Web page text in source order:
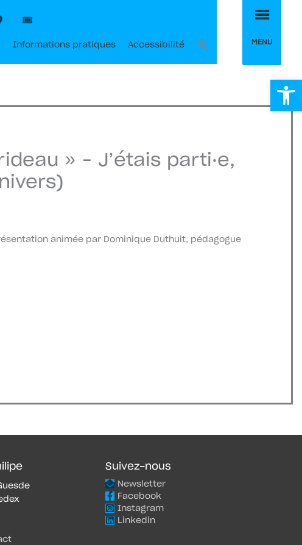
Informations pratiques Accessibilité MENU
» – J’étais parti·e,
animée par Dominique Duthuit, pédagogue
Suivez-nous
Newsletter
Facebook
Instagram
Linkedin